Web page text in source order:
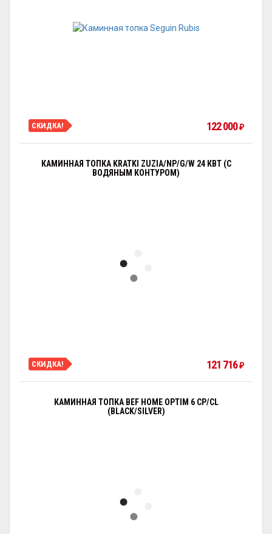
СКИДКА! 122 000₽
КАМИННАЯ ТОПКА KRATKI ZUZIA/NP/G/W 24 КВТ (С
ВОДЯНЫМ КОНТУРОМ)
СКИДКА! 121 716₽
КАМИННАЯ ТОПКА BEF HOME OPTIM 6 CP/CL
(BLACK/SILVER)